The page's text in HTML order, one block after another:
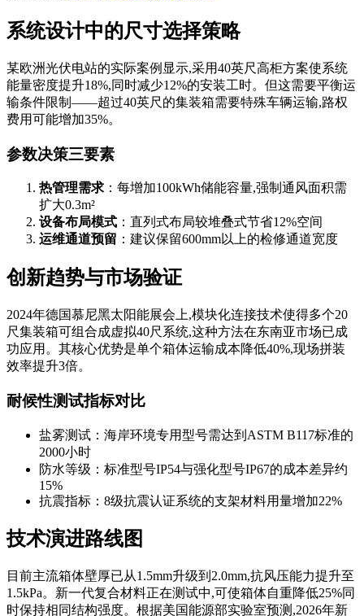
系统设计中的尺寸选择策略
某欧洲光伏电站的实际案例显示,采用40英尺高柜方案使系统
能量密度提升18%,同时减少12%的安装工时。但这需要平衡运
输条件限制——超过40英尺的集装箱需要特殊车辆运输,路权
费用可能增加35%。
参数决策三要素
热管理需求 ：每增加100kWh储能容量,强制通风面积需
扩大0.3m²
设备布局模式 ：直列式布局较堆叠式节省12%空间
运维通道预留 ：建议保留600mm以上的检修通道宽度
创新趋势与市场验证
2024年德国慕尼黑太阳能展会上,模块化连接技术使得多个20
尺集装箱可组合成虚拟40尺系统,这种方法在东南亚市场已成
功应用。其核心优势是单个箱体运输成本降低40%,现场拼装
效率提升3倍。
耐候性测试指标对比
盐雾测试：海岸环境专用型号需达到ASTM B117标准的
2000小时
防水等级：标准型号IP54与强化型号IP67的成本差异约
15%
抗震指标：8级抗震认证系统的支架材料用量增加22%
技术演进路线图
目前主流箱体壁厚已从1.5mm升级到2.0mm,抗风压能力提升至
1.5kPa。新一代复合材料正在测试中,可使箱体自重降低25%同
时保持相同结构强度。根据美国能源部实验室预测,2026年新